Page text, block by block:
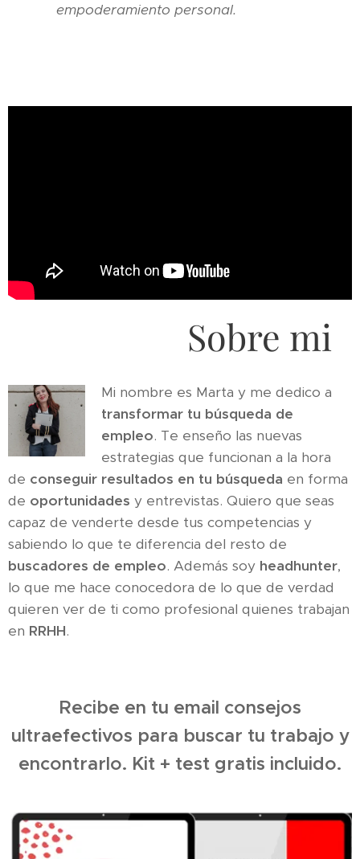
empoderamiento personal.
Sobre mi
Mi nombre es Marta y me dedico a
transformar tu búsqueda de
empleo. Te enseño las nuevas
estrategias que funcionan a la hora
de conseguir resultados en tu búsqueda en forma
de oportunidades y entrevistas. Quiero que seas
capaz de venderte desde tus competencias y
sabiendo lo que te diferencia del resto de
buscadores de empleo. Además soy headhunter,
lo que me hace conocedora de lo que de verdad
quieren ver de ti como profesional quienes trabajan
en RRHH.
Recibe en tu email consejos
ultraefectivos para buscar tu trabajo y
encontrarlo. Kit + test gratis incluido.